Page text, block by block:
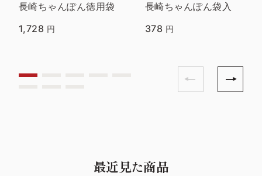
長崎ちゃんぽん徳用袋
1,728 円
長崎ちゃんぽん袋入
378 円
最近見た商品